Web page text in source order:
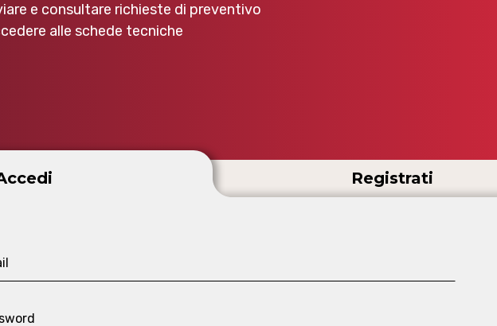
e consultare richieste di preventivo
alle schede tecniche
Registrati